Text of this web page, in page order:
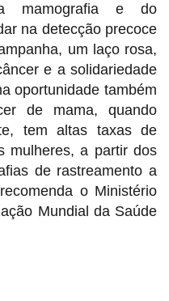
mamografia e do
na detecção precoce
um laço rosa,
e a solidariedade
oportunidade também
de mama, quando
tem altas taxas de
mulheres, a partir dos
de rastreamento a
o Ministério
Mundial da Saúde